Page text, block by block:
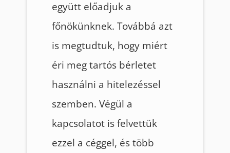
együtt előadjuk a
főnökünknek. Továbbá azt
is megtudtuk, hogy miért
éri meg tartós bérletet
használni a hitelezéssel
szemben. Végül a
kapcsolatot is felvettük
ezzel a céggel, és több